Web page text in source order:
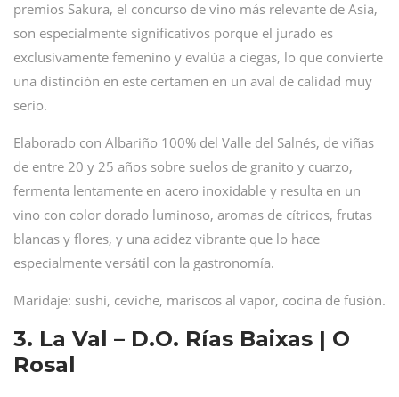
premios Sakura, el concurso de vino más relevante de Asia,
son especialmente significativos porque el jurado es
exclusivamente femenino y evalúa a ciegas, lo que convierte
una distinción en este certamen en un aval de calidad muy
serio.
Elaborado con Albariño 100% del Valle del Salnés, de viñas
de entre 20 y 25 años sobre suelos de granito y cuarzo,
fermenta lentamente en acero inoxidable y resulta en un
vino con color dorado luminoso, aromas de cítricos, frutas
blancas y flores, y una acidez vibrante que lo hace
especialmente versátil con la gastronomía.
Maridaje: sushi, ceviche, mariscos al vapor, cocina de fusión.
3. La Val – D.O. Rías Baixas | O
Rosal